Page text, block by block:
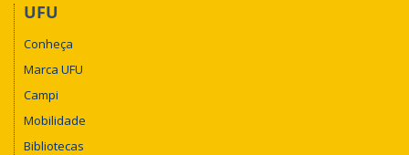
UFU
Conheça
Marca UFU
Campi
Mobilidade
Bibliotecas